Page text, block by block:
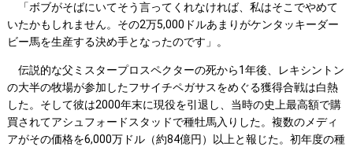
「ボブがそばにいてそう言ってくれなければ、私はそこでやめて
いたかもしれません。その2万5,000ドルあまりがケンタッキーダー
ビー馬を生産する決め手となったのです」。
伝説的な父ミスタープロスペクターの死から1年後、レキシントン
の大半の牧場が参加したフサイチペガサスをめぐる獲得合戦は白熱
した。そして彼は2000年末に現役を引退し、当時の史上最高額で購
買されてアシュフォードスタッドで種牡馬入りした。複数のメディ
アがその価格を6,000万ドル（約84億円）以上と報じた。初年度の種